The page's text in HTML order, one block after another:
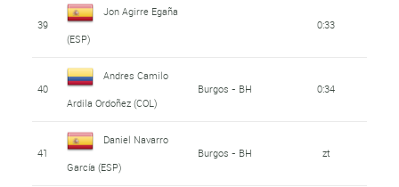
39
Jon Agirre Egaña
(ESP)
0:33
40
Andres Camilo
Ardila Ordoñez (COL)
Burgos - BH 0:34
41
Daniel Navarro
García (ESP)
Burgos - BH zt